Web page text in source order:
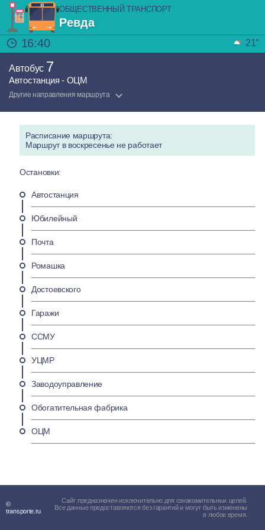
ОБЩЕСТВЕННЫЙ ТРАНСПОРТ
Ревда
16:40
21°
Автобус 7
Автостанция - ОЦМ
Другие направления маршрута
Расписание маршрута:
Маршрут в воскресенье не работает
Остановки:
Автостанция
Юбилейный
Почта
Ромашка
Достоевского
Гаражи
ССМУ
УЦМР
Заводоуправление
Обогатительная фабрика
ОЦМ
©
transporte.ru
Сайт предназначен исключительно для ознакомительных целей.
Все данные предоставляются без гарантий и могут быть изменены
в любое время.